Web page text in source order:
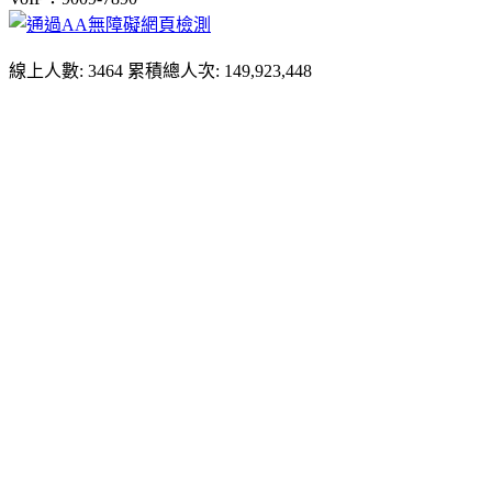
線上人數: 3464 累積總人次: 149,923,448